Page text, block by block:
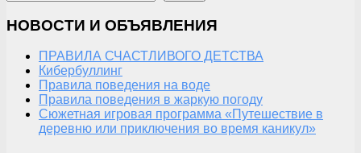
НОВОСТИ И ОБЪЯВЛЕНИЯ
ПРАВИЛА СЧАСТЛИВОГО ДЕТСТВА
Кибербуллинг
Правила поведения на воде
Правила поведения в жаркую погоду
Сюжетная игровая программа «Путешествие в
деревню или приключения во время каникул»